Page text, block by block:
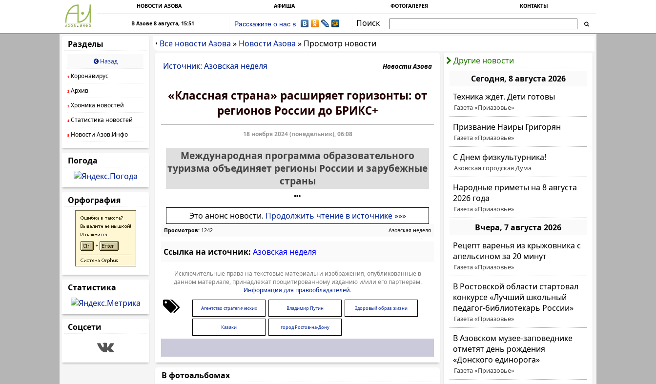
НОВОСТИ АЗОВА АФИША ФОТОГАЛЕРЕЯ КОНТАКТЫ
В Азове 8 августа, 15:51 Расскажите о нас в
Поиск
Разделы
Назад
1 Коронавирус
2 Архив
3 Хроника новостей
4 Статистика новостей
5 Новости Азов.Инфо
Погода
Орфография
Статистика
Соцсети
• Все новости Азова » Новости Азова » Просмотр новости
Другие новости
Сегодня, 8 августа 2026
Техника ждёт. Дети готовы
Газета «Приазовье»
Призвание Наиры Григорян
Газета «Приазовье»
C Днем физкультурника!
Азовская городская Дума
Народные приметы на 8 августа
2026 года
Газета «Приазовье»
Вчера, 7 августа 2026
Рецепт варенья из крыжовника с
апельсином за 20 минут
Газета «Приазовье»
В Ростовской области стартовал
конкурсе «Лучший школьный
педагог-библиотекарь России»
Газета «Приазовье»
В Азовском музее-заповеднике
отметят день рождения
«Донского единорога»
Газета «Приазовье»
Источник: Азовская неделя Новости Азова
«Классная страна» расширяет горизонты: от
регионов России до БРИКС+
18 ноября 2024 (понедельник), 06:08
Международная программа образовательного
туризма объединяет регионы России и зарубежные
страны
Это анонс новости. Продолжить чтение в источнике »»»
Просмотров: 1242 Азовская неделя
Ссылка на источник: Азовская неделя
Исключительные права на текстовые материалы и изображения, опубликованные в
данном материале, принадлежат процитированному изданию и/или его партнерам.
Информация для правообладателей.
Агентство стратегических
инициатив
Владимир Путин Здоровый образ жизни
Казаки город Ростов-на-Дону
В фотоальбомах